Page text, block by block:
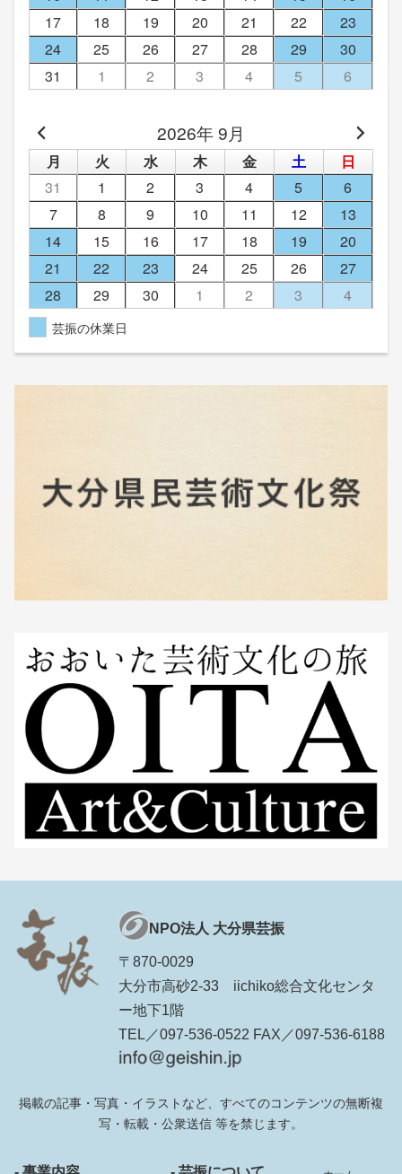
17
18 19 20 21 22
23
24
25 26 27 28 29
30
31
1 2 3 4 5 6
2026年 9月
月 火 水 木 金 土
日
31
1 2 3 4 5
6
7
8 9 10 11 12
13
14
15 16 17 18 19
20
21
22 23 24 25 26
27
28
29 30 1 2 3 4
芸振の休業日
NPO法人 大分県芸振
〒870-0029
大分市高砂2-33 iichiko総合文化センタ
ー地下1階
TEL／097-536-0522 FAX／097-536-6188
掲載の記事・写真・イラストなど、すべてのコンテンツの無断複
写・転載・公衆送信 等を禁じます。